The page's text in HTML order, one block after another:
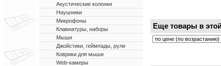
Акустические колонки
Наушники
Микрофоны
Клавиатуры, наборы
Мыши
Джойстики, геймпады, рули
Коврики для мыши
Web-камеры
Еще товары в